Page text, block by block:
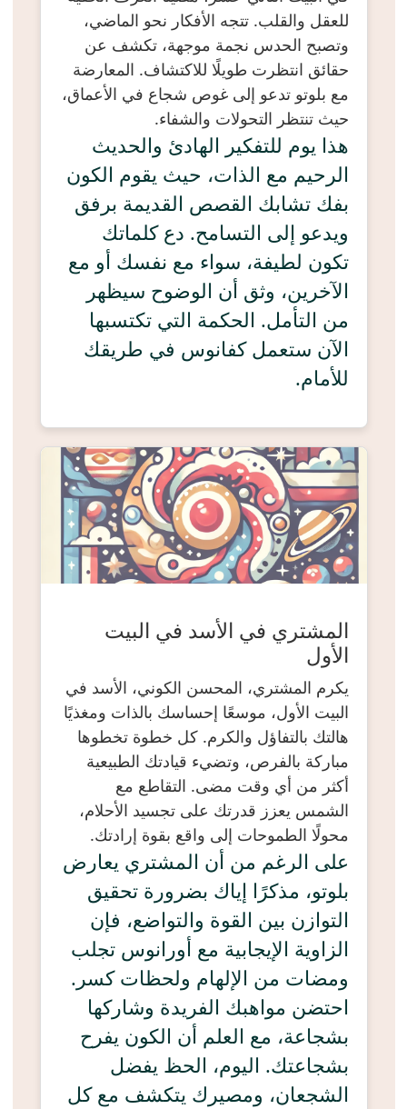
للعقل والقلب. تتجه الأفكار نحو الماضي،
وتصبح الحدس نجمة موجهة، تكشف عن
حقائق انتظرت طويلًا للاكتشاف. المعارضة
مع بلوتو تدعو إلى غوص شجاع في الأعماق،
حيث تنتظر التحولات والشفاء.
هذا يوم للتفكير الهادئ والحديث
الرحيم مع الذات، حيث يقوم الكون
بفك تشابك القصص القديمة برفق
ويدعو إلى التسامح. دع كلماتك
تكون لطيفة، سواء مع نفسك أو مع
الآخرين، وثق أن الوضوح سيظهر
من التأمل. الحكمة التي تكتسبها
الآن ستعمل كفانوس في طريقك
للأمام.
المشتري في الأسد في البيت
الأول
يكرم المشتري، المحسن الكوني، الأسد في
البيت الأول، موسعًا إحساسك بالذات ومغذيًا
هالتك بالتفاؤل والكرم. كل خطوة تخطوها
مباركة بالفرص، وتضيء قيادتك الطبيعية
أكثر من أي وقت مضى. التقاطع مع
الشمس يعزز قدرتك على تجسيد الأحلام،
محولًا الطموحات إلى واقع بقوة إرادتك.
على الرغم من أن المشتري يعارض
بلوتو، مذكرًا إياك بضرورة تحقيق
التوازن بين القوة والتواضع، فإن
الزاوية الإيجابية مع أورانوس تجلب
ومضات من الإلهام ولحظات كسر.
احتضن مواهبك الفريدة وشاركها
بشجاعة، مع العلم أن الكون يفرح
بشجاعتك. اليوم، الحظ يفضل
الشجعان، ومصيرك يتكشف مع كل